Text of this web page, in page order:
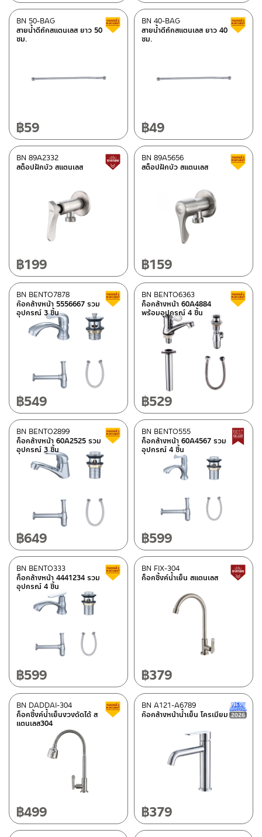
โครเมียมเงา(115)
อลูมิเนียม(1)
(5)
สถานะสินค้า
New Arrival สินค้าใหม่ ปี 2026
สถานะสินค้าขายปกติ
สินค้าลดราคา เคลียร์สต็อก
มีสต็อกปกติ
สายน้ำดีถักสแตนเลส ยาว 50
ซม.
BN 50-BAG สินค้าลดราคา เคลียร์สต็อก
฿59
สายน้ำดีถักสแตนเลส ยาว 40
ซม.
BN 40-BAG
฿49
สต็อปฝักบัว สแตนเลส
BN 89A2332 สินค้าปรับราคาลดลง
฿199
สต็อปฝักบัว สแตนเลส
BN 89A5656
฿159
ก๊อกล้างหน้า 5556667 รวม
อุปกรณ์ 3 ชิ้น
BN BENTO7878 สินค้าลดราคา เคลียร์สต็อก
฿549
ก็อกล้างหน้า 60A4884
พร้อมอุปกรณ์ 4 ชิ้น
BN BENTO6363
฿529
ก็อกล้างหน้า 60A2525 รวม
อุปกรณ์ 3 ชิ้น
BN BENTO2899 สินค้าลดราคา เคลียร์สต็อก
฿649
ก็อกล้างหน้า 60A4567 รวม
อุปกรณ์ 4 ชิ้น
BN BENTO555
฿599
ก็อกล้างหน้า 4441234 รวม
อุปกรณ์ 4 ชิ้น
BN BENTO333 สินค้าลดราคา เคลียร์สต็อก
฿599
ก็อกซิ้งค์น้ำเย็น สแตนเลส
BN FIX-304
฿379
ก็อกซิ้งค์น้ำเย็นงวงดัดได้ ส
แตนเลส304
BN DADDAI-304 สินค้าลดราคา เคลียร์สต็อก
฿499
ก๊อกล้างหน้าน้ำเย็น โครเมียม
BN A121-A6789
฿379